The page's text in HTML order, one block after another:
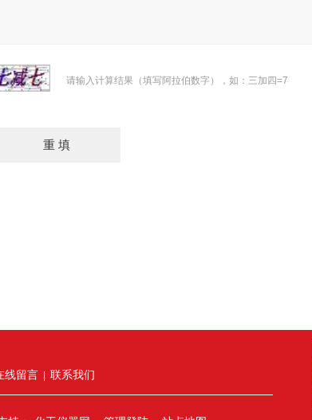
请输入计算结果（填写阿拉伯数字），如：三加四=7
线留言 联系我们